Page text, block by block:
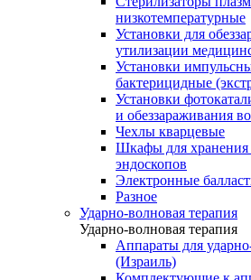
низкотемпературные
Установки для
утилизации
Установки
бактерицидные
Установки
и
Чехлы кварцевые
Шкафы для хранения
эндоскопов
Электронные
Разное
Ударно-волновая терапия
Ударно-волновая терапия
Аппараты для
(Израиль)